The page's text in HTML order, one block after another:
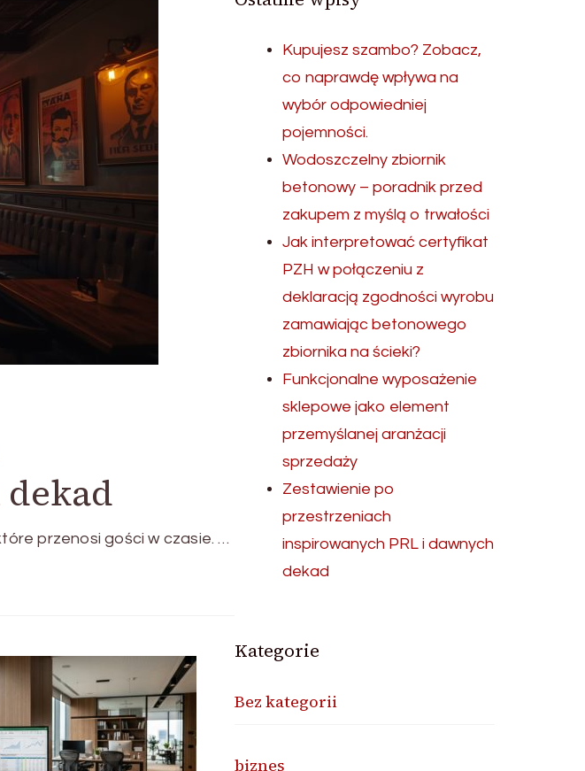
przenosi gości w czasie. …
Kupujesz szambo? Zobacz,
co naprawdę wpływa na
wybór odpowiedniej
pojemności.
Wodoszczelny zbiornik
betonowy – poradnik przed
zakupem z myślą o trwałości
Jak interpretować certyfikat
PZH w połączeniu z
deklaracją zgodności wyrobu
zamawiając betonowego
zbiornika na ścieki?
Funkcjonalne wyposażenie
sklepowe jako element
przemyślanej aranżacji
sprzedaży
Zestawienie po
przestrzeniach
inspirowanych PRL i dawnych
dekad
Kategorie
Bez kategorii
biznes